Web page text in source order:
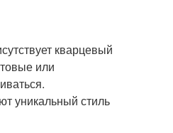
кварцевый
или
уникальный стиль